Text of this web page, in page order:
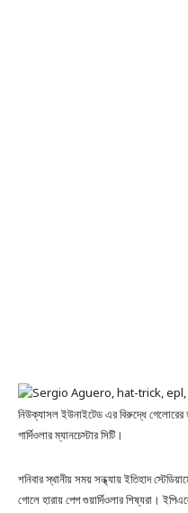
নিউক্যাসল ইউনাইটেড এর বিরুদ্ধে গেলোরের
গার্দিওলার ম্যানচেস্টার সিটি।
শনিবার স্থানীয় সময় সন্ধ্যায় ইতিহাদ
গোলে হারায় পেপ গুয়ার্দিওলার শিষ্যরা।